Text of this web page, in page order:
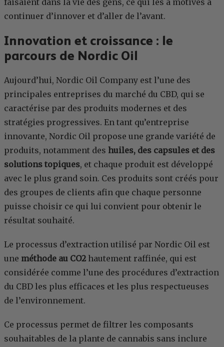
faisaient dans la vie des gens, ce qui les a motivés à
continuer d’innover et d’aller de l’avant.
Innovation et croissance : le
parcours de Nordic Oil
Aujourd’hui, Nordic Oil Company est l’une des
principales entreprises du marché du CBD, qui se
caractérise par des produits modernes et des
stratégies progressives. En tant qu’entreprise
innovante, Nordic Oil propose une grande variété de
produits, notamment des huiles, des capsules et des
solutions topiques, et chaque produit est développé
avec le plus grand soin. Ces produits sont créés pour
des groupes de clients afin que chaque personne
puisse choisir ce qui lui convient pour obtenir le
résultat souhaité.
Le processus d’extraction utilisé par Nordic Oil est
une méthode au CO2 hautement raffinée, qui est
considérée comme l’une des procédures d’extraction
du CBD les plus efficaces et les plus respectueuses
de l’environnement.
Ce processus permet de filtrer les composants
souhaitables de la plante de cannabis sans inclure